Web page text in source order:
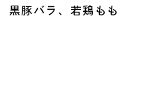
黒豚バラ、若鶏もも